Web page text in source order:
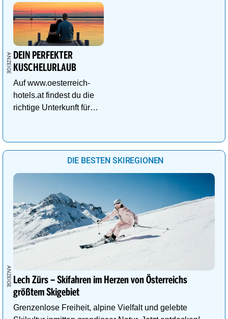
DEIN PERFEKTER
KUSCHELURLAUB
Auf www.oesterreich-
hotels.at findest du die
richtige Unterkunft für
DIE BESTEN SKIREGIONEN
Lech Zürs – Skifahren im Herzen von Österreichs
größtem Skigebiet
Grenzenlose Freiheit, alpine Vielfalt und gelebte